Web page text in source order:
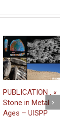
PUBLICATION : «
Stone in Metal
Ages – UISPP